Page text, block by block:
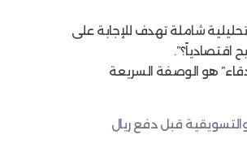
شاملة تهدف للإجابة على
اقتصادياً؟”.
هو الوصفة السريعة
قبل دفع ريال